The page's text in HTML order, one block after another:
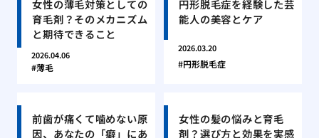
女性の薄毛対策としての
育毛剤？そのメカニズム
と期待できること
2026.04.06
薄毛
円形脱毛症を経験した芸
能人の美容とケア
2026.03.20
円形脱毛症
前歯が痛くて噛めない原
因、あなたの「癖」にあ
女性の髪の悩みと育毛
剤？選び方と効果を実感